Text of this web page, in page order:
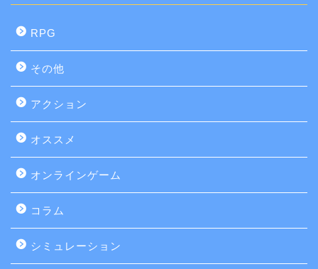
RPG
その他
アクション
オススメ
オンラインゲーム
コラム
シミュレーション